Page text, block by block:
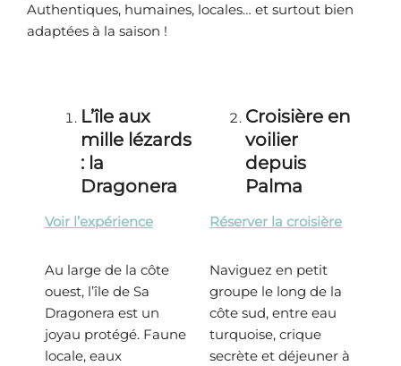
Authentiques, humaines, locales… et surtout bien
adaptées à la saison !
L’île aux
mille lézards
: la
Dragonera
Voir l’expérience
Au large de la côte
ouest, l’île de Sa
Dragonera est un
joyau protégé. Faune
locale, eaux
Croisière en
voilier
depuis
Palma
Réserver la croisière
Naviguez en petit
groupe le long de la
côte sud, entre eau
turquoise, crique
secrète et déjeuner à